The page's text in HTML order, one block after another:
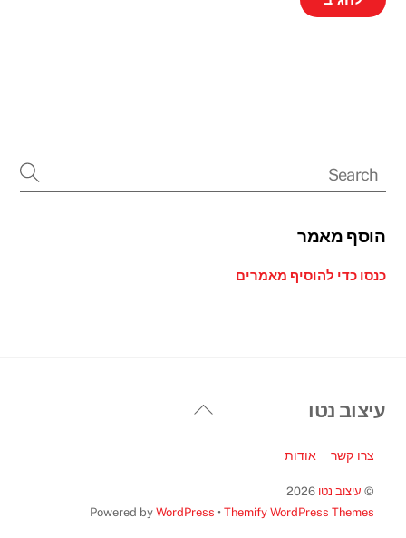
הוסף מאמר
כנסו כדי להוסיף מאמרים
Back
עיצוב נטו
צרו קשר אודות
© עיצוב נטו 2026
Powered by WordPress • Themify WordPress Themes